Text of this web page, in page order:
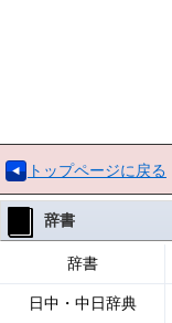
トップページに戻る
辞書
辞書
日中・中日辞典